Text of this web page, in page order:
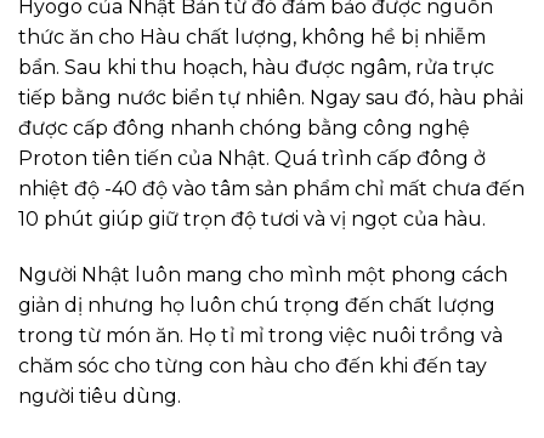
Hyogo của Nhật Bản từ đó đảm bảo được nguồn
thức ăn cho Hàu chất lượng, không hề bị nhiễm
bẩn. Sau khi thu hoạch, hàu được ngâm, rửa trực
tiếp bằng nước biển tự nhiên. Ngay sau đó, hàu phải
được cấp đông nhanh chóng bằng công nghệ
Proton tiên tiến của Nhật. Quá trình cấp đông ở
nhiệt độ -40 độ vào tâm sản phẩm chỉ mất chưa đến
10 phút giúp giữ trọn độ tươi và vị ngọt của hàu.
Người Nhật luôn mang cho mình một phong cách
giản dị nhưng họ luôn chú trọng đến chất lượng
trong từ món ăn. Họ tỉ mỉ trong việc nuôi trồng và
chăm sóc cho từng con hàu cho đến khi đến tay
người tiêu dùng.